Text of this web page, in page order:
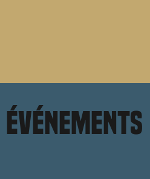
événements